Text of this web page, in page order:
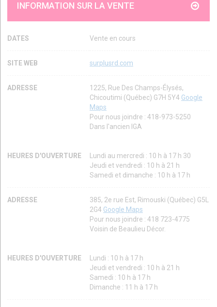
INFORMATION SUR LA VENTE
DATES Vente en cours
SITE WEB surplusrd.com
ADRESSE
1225, Rue Des Champs-Élysés,
Chicoutimi (Québec) G7H 5Y4 Google
Maps
Pour nous joindre : 418-973-5250
Dans l'ancien IGA
HEURES D'OUVERTURE
Lundi au mercredi : 10 h à 17 h 30
Jeudi et vendredi : 10 h à 21 h
Samedi et dimanche : 10 h à 17 h
ADRESSE
385, 2e rue Est, Rimouski (Québec) G5L
2G4 Google Maps
Pour nous joindre : 418 723-4775
Voisin de Beaulieu Décor.
HEURES D'OUVERTURE
Lundi : 10 h à 17 h
Jeudi et vendredi : 10 h à 21 h
Samedi : 10 h à 17 h
Dimanche : 11 h à 17 h